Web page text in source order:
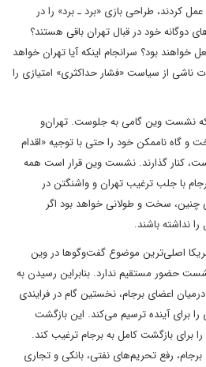
سال 2015 میلادی عمل کردند، طراحی بازی «برد ـ برد» را در
دوگانه خود در قبال تهران باقی هستند؟
خواهند بود؟ سرانجام اینکه آیا تهران خواهد
ناشی از سیاست «فشار حداکثری» امتیازی را
نشست وین گامی به جلوست. تهران‌و
و گاه ناممکن خود را حتی با توجیه «اقدام
کنار گذارند. نشست وین قرار است همه
با جلب ترغیب تهران و واشنگتن در
چنین، سخت و طولانی خواهد بود اگر
نداشته باشند.
اصلی‌ترین موضوع گفت‌وگو‌ها در وین
حضور مستقیم ندارد. بنابراین رسیدن به
اعضای برجام، نخستین گام در فرایندی
برای آینده ترسیم می‌کند. این بازگشت
برای بازگشت کامل به برجام ترغیب کند.
رفع تحریم‌های نفتی، بانکی و تجاری